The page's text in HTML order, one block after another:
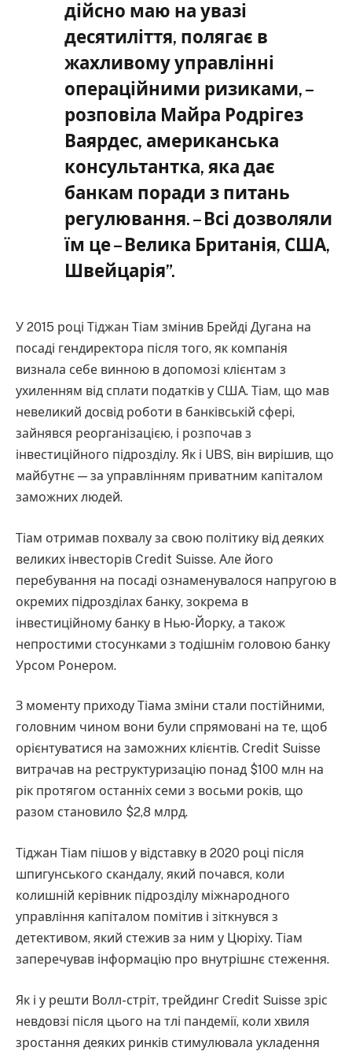
дійсно маю на увазі
десятиліття, полягає в
жахливому управлінні
операційними ризиками, –
розповіла Майра Родрігез
Ваярдес, американська
консультантка, яка дає
банкам поради з питань
регулювання. – Всі дозволяли
їм це – Велика Британія, США,
Швейцарія”.
У 2015 році Тіджан Тіам змінив Брейді Дугана на
посаді гендиректора після того, як компанія
визнала себе винною в допомозі клієнтам з
ухиленням від сплати податків у США. Тіам, що мав
невеликий досвід роботи в банківській сфері,
зайнявся реорганізацією, і розпочав з
інвестиційного підрозділу. Як і UBS, він вирішив, що
майбутнє — за управлінням приватним капіталом
заможних людей.
Тіам отримав похвалу за свою політику від деяких
великих інвесторів Credit Suisse. Але його
перебування на посаді ознаменувалося напругою в
окремих підрозділах банку, зокрема в
інвестиційному банку в Нью-Йорку, а також
непростими стосунками з тодішнім головою банку
Урсом Ронером.
З моменту приходу Тіама зміни стали постійними,
головним чином вони були спрямовані на те, щоб
орієнтуватися на заможних клієнтів. Credit Suisse
витрачав на реструктуризацію понад $100 млн на
рік протягом останніх семи з восьми років, що
разом становило $2,8 млрд.
Тіджан Тіам пішов у відставку в 2020 році після
шпигунського скандалу, який почався, коли
колишній керівник підрозділу міжнародного
управління капіталом помітив і зіткнувся з
детективом, який стежив за ним у Цюріху. Тіам
заперечував інформацію про внутрішнє стеження.
Як і у решти Волл-стріт, трейдинг Credit Suisse зріс
невдовзі після цього на тлі пандемії, коли хвиля
зростання деяких ринків стимулювала укладення